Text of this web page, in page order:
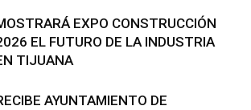
EXPO CONSTRUCCIÓN
EL FUTURO DE LA INDUSTRIA
TIJUANA
AYUNTAMIENTO DE